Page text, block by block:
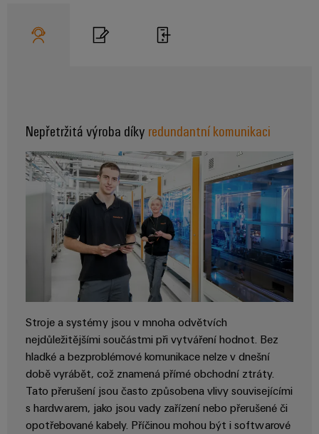
Software
Weidmüller
Digitální
intuitivní,
rychlá
Nepřetržitá výroba díky redundantní komunikaci
Stroje a systémy jsou v mnoha odvětvích
nejdůležitějšími součástmi při vytváření hodnot. Bez
hladké a bezproblémové komunikace nelze v dnešní
době vyrábět, což znamená přímé obchodní ztráty.
Tato přerušení jsou často způsobena vlivy souvisejícími
s hardwarem, jako jsou vady zařízení nebo přerušené či
opotřebované kabely. Příčinou mohou být i softwarové